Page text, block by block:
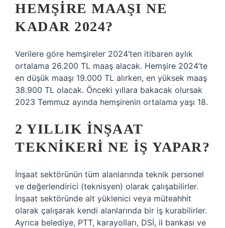
HEMŞIRE MAAŞI NE
KADAR 2024?
Verilere göre hemşireler 2024’ten itibaren aylık
ortalama 26.200 TL maaş alacak. Hemşire 2024’te
en düşük maaşı 19.000 TL alırken, en yüksek maaş
38.900 TL olacak. Önceki yıllara bakacak olursak
2023 Temmuz ayında hemşirenin ortalama yaşı 18.
2 YILLIK INŞAAT
TEKNIKERI NE IŞ YAPAR?
İnşaat sektörünün tüm alanlarında teknik personel
ve değerlendirici (teknisyen) olarak çalışabilirler.
İnşaat sektöründe alt yüklenici veya müteahhit
olarak çalışarak kendi alanlarında bir iş kurabilirler.
Ayrıca belediye, PTT, karayolları, DSİ, il bankası ve